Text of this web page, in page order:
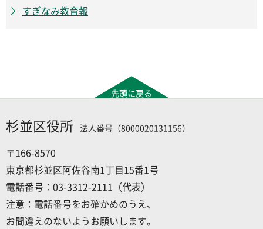
すぎなみ教育報
先頭に戻る
杉並区役所 法人番号（8000020131156）
〒166-8570
東京都杉並区阿佐谷南1丁目15番1号
電話番号：03-3312-2111（代表）
注意：電話番号をお確かめのうえ、
お間違えのないようお願いします。